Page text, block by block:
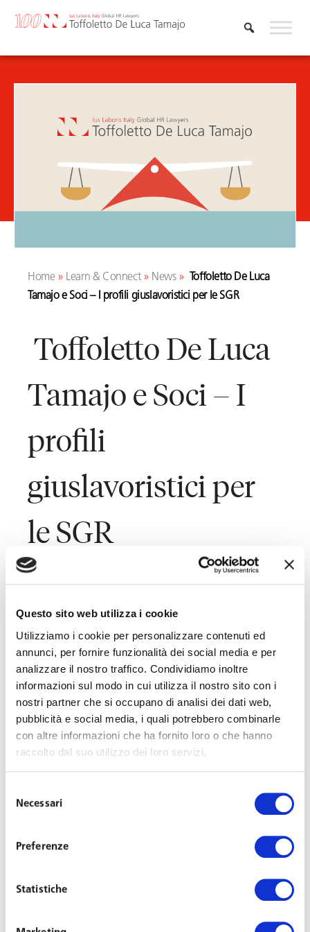
Questo sito web utilizza i cookie
Utilizziamo i cookie per personalizzare contenuti ed
annunci, per fornire funzionalità dei social media e per
analizzare il nostro traffico. Condividiamo inoltre
informazioni sul modo in cui utilizza il nostro sito con i
nostri partner che si occupano di analisi dei dati web,
pubblicità e social media, i quali potrebbero combinarle
con altre informazioni che ha fornito loro o che hanno
raccolto dal suo utilizzo dei loro servizi.
delNecessari
Preferenze
Statistiche
Home» Learn & Connect» News»
Toffoletto De Luca
Tamajo e Soci – I profili giuslavoristici per le SGR
Toffoletto De Luca
Tamajo e Soci – I
profili
giuslavoristici per
le SGR
Last Updated on Giugno 20, 2017
Lo studio Toffoletto De Luca Tamajo e Soci organizza, in
collaborazione con gli studi Ludovici Piccone & Partners e
5Lex, il seminario «Le politiche di remunerazione e
fiscali» per approfondire alcune importanti novità per gli
operatori del risparmio gestito.
di gestione del risparmio e delle figure considerate
managing partner di Toffoletto De Luca Tamajo e Soci,
esigenze ed alle opportunità di intervento sugli accordi